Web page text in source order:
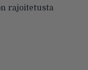
rajoitetusta